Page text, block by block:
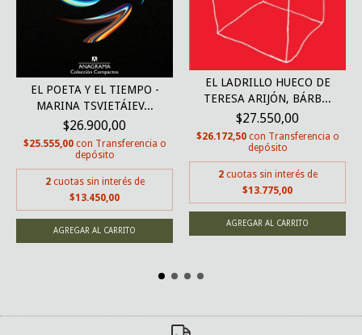
EL POETA Y EL TIEMPO -
MARINA TSVIETÁIEV...
$26.900,00
$25.555,00 con Transferencia o
depósito
2 cuotas sin interés de
$13.450,00
EL LADRILLO HUECO DE
TERESA ARIJÓN, BÁRB...
$27.550,00
$26.172,50 con Transferencia o
depósito
2 cuotas sin interés de
$13.775,00